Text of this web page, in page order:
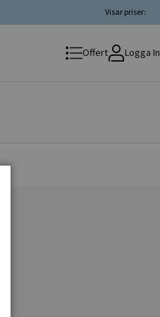
Visar priser:
Offert Logga In